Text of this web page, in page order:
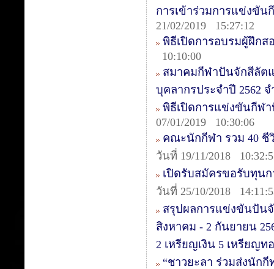
การเข้าร่วมการแข่งขั
21/02/2019 15:27:12
พิธีเปิดการอบรมผู้ฝึกส
10:10:00
สมาคมกีฬาปันจักสีลัต
บุคลากรประจำปี 2562
พิธีเปิดการแข่งขันกีฬ
07/01/2019 10:30:06
คณะนักกีฬา รวม 40 ชี
วันที่ 19/11/2018
เปิดรับสมัครขอรับทุน
วันที่ 25/10/2018
สรุปผลการแข่งขันปันจั
สิงหาคม - 2 กันยายน
2 เหรียญเงิน 5 เหรียญท
“ชาวยะลา ร่วมส่งนัก